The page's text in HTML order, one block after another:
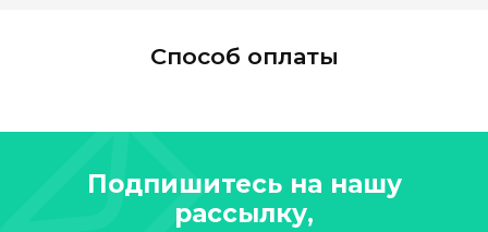
Способ оплаты
Подпишитесь на нашу
рассылку,